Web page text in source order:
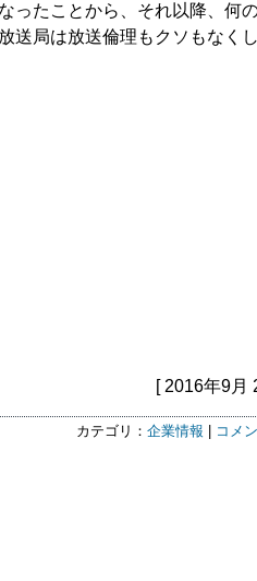
ったことから、それ以降、何
送局は放送倫理もクソもなく
[ 2016年9月
カテゴリ： 企業情報 コメ